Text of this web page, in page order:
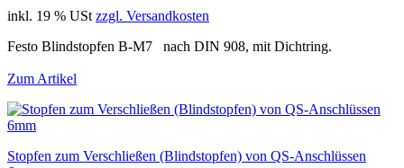
inkl. 19 % USt zzgl. Versandkosten
Festo Blindstopfen B-M7 nach DIN 908, mit Dichtring.
Zum Artikel
Stopfen zum Verschließen (Blindstopfen) von QS-Anschlüssen